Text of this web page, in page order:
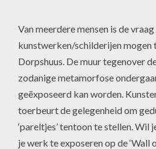
Van meerdere mensen is de
kunstwerken/schilderijen mogen
Dorpshuus. De muur tegenover
zodanige metamorfose
geëxposeerd kan worden.
toerbeurt de gelegenheid om
‘pareltjes’ tentoon te stellen. Wil
je werk te exposeren op de ‘Wall